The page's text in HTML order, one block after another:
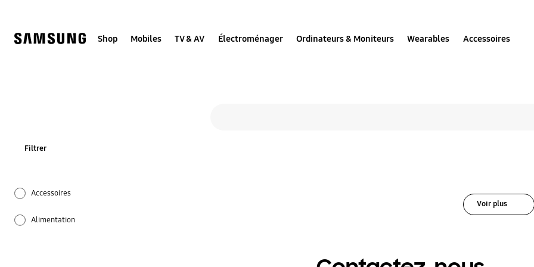
help
Shop Mobiles TV & AV Électroménager Ordinateurs & Moniteurs Wearables Accessoires
Filtrer
Accessoires
Alimentation
Voir plus